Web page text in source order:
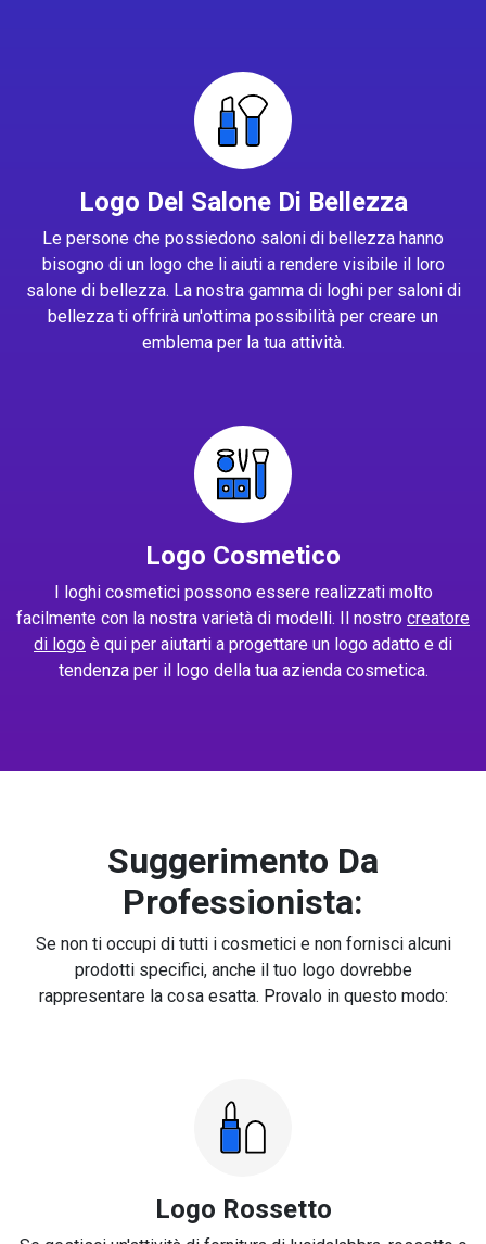
Logo Del Salone Di Bellezza
Le persone che possiedono saloni di bellezza hanno
bisogno di un logo che li aiuti a rendere visibile il loro
salone di bellezza. La nostra gamma di loghi per saloni di
bellezza ti offrirà un'ottima possibilità per creare un
emblema per la tua attività.
Logo Cosmetico
I loghi cosmetici possono essere realizzati molto
facilmente con la nostra varietà di modelli. Il nostro creatore
di logo è qui per aiutarti a progettare un logo adatto e di
tendenza per il logo della tua azienda cosmetica.
Suggerimento Da
Professionista:
Se non ti occupi di tutti i cosmetici e non fornisci alcuni
prodotti specifici, anche il tuo logo dovrebbe
rappresentare la cosa esatta. Provalo in questo modo:
Logo Rossetto